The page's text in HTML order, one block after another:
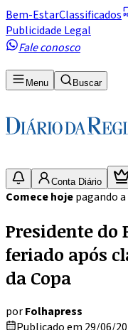
Bem-EstarClassificados
Publicidade Legal
Fale conosco
Menu Buscar
Conta Diário
Comece hojepagando
Presidente do
feriado após
da Copa
porFolhapress